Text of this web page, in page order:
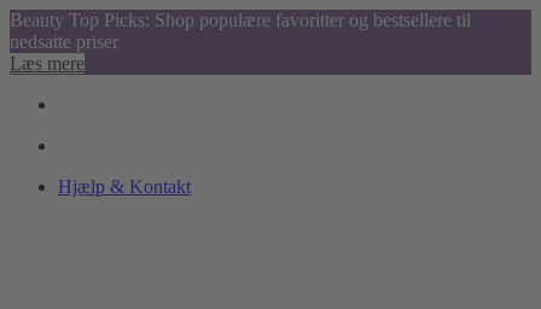
Beauty Top Picks: Shop populære favoritter og bestsellere til
nedsatte priser
Læs mere
Hjælp & Kontakt